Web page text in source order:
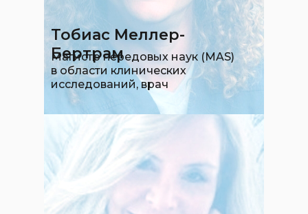
Магистр передовых наук (MAS)
в области клинических
исследований, врач
Тобиас Меллер-
Бертрам